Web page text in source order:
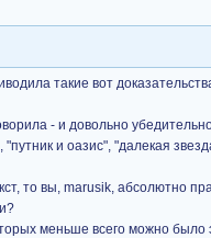
такие вот
- и довольно
и оазис", "далекая
то вы, marusik, абсолютно
меньше всего можно